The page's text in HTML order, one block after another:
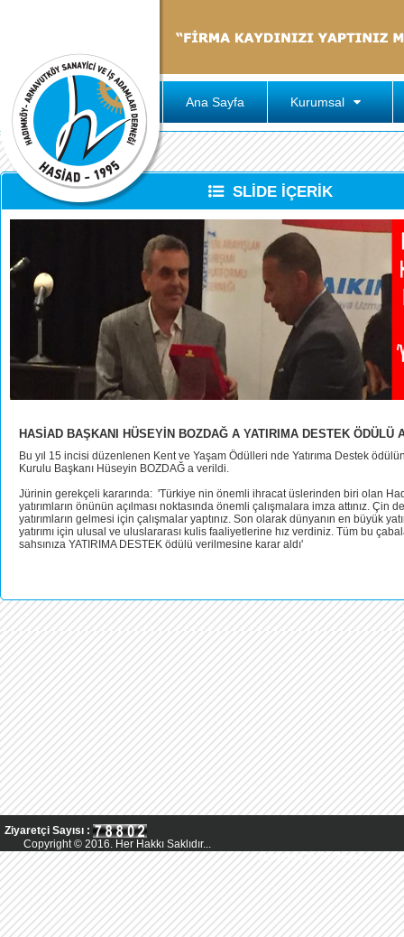
Ana Sayfa Kurumsal
SLİDE İÇERİK
HASİAD BAŞKANI HÜSEYİN BOZDAĞ A YATIRIMA DESTEK ÖDÜLÜ
Bu yıl 15 incisi düzenlenen Kent ve Yaşam Ödülleri nde Yatırıma Destek
Kurulu Başkanı Hüseyin BOZDAĞ a verildi.
Jürinin gerekçeli kararında: 'Türkiye nin önemli ihracat üslerinden biri olan
yatırımların önünün açılması noktasında önemli çalışmalara imza attınız. Çin
yatırımların gelmesi için çalışmalar yaptınız. Son olarak dünyanın en büyük
yatırımı için ulusal ve uluslararası kulis faaliyetlerine hız verdiniz. Tüm bu
sahsınıza YATIRIMA DESTEK ödülü verilmesine karar aldı'
Ziyaretçi Sayısı :
Copyright © 2016. Her Hakkı Saklıdır...
Powered by AsMedya